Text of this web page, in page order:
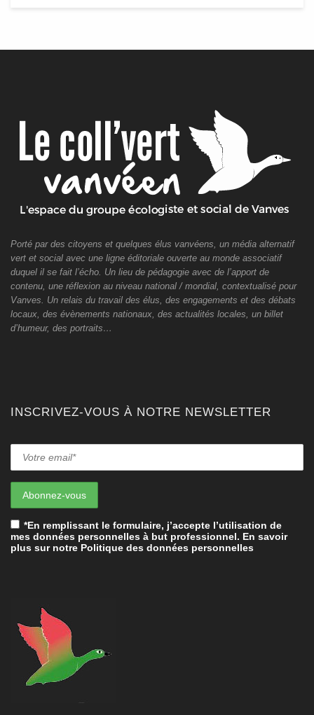
Porté par des citoyens et quelques élus vanvéens, un média alternatif
vert et social avec une ligne éditoriale ouverte au monde associatif
duquel il se fait l’écho. Un lieu de pédagogie avec de l’apport de
contenu, une réflexion au niveau national / mondial, contextualisé pour
Vanves. Un relais du travail des élus, des engagements et des débats
locaux, des évènements nationaux, des actualités locales, un billet
d’humeur, des portraits…
INSCRIVEZ-VOUS À NOTRE NEWSLETTER
*En remplissant le formulaire, j’accepte l’utilisation de
mes données personnelles à but professionnel. En savoir
plus sur notre Politique des données personnelles